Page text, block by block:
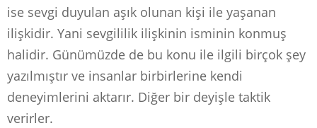
ise sevgi duyulan aşık olunan kişi ile yaşanan
ilişkidir. Yani sevgililik ilişkinin isminin konmuş
halidir. Günümüzde de bu konu ile ilgili birçok şey
yazılmıştır ve insanlar birbirlerine kendi
deneyimlerini aktarır. Diğer bir deyişle taktik
verirler.